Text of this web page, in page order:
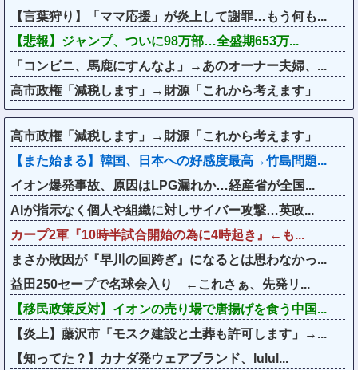
【言葉狩り】「ママ応援」が炎上して謝罪…もう何も...
【悲報】ジャンプ、ついに98万部…全盛期653万...
「コンビニ、馬鹿にすんなよ」→あのオーナー夫婦、...
高市政権「減税します」→財源「これから考えます」
高市政権「減税します」→財源「これから考えます」
【また始まる】韓国、日本への好感度最高→竹島問題...
イオン爆発事故、原因はLPG漏れか…経産省が全国...
AIが指示なく個人や組織に対しサイバー攻撃…英政...
カープ2軍『10時半試合開始の為に4時起き』←も...
まさか敗因が『早川の回跨ぎ』になるとは思わなかっ...
益田250セーブで名球会入り ←これさぁ、先発リ...
【移民政策反対】イオンの売り場で唐揚げを食う中国...
【炎上】藤沢市「モスク建設と土葬も許可します」→...
【知ってた？】カナダ発ウェアブランド、lulul...